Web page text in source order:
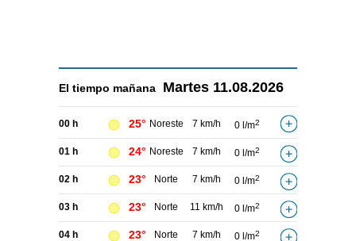
El tiempo mañana Martes 11.08.2026
00 h 25° Noreste 7 km/h 0 l/m2
01 h 24° Noreste 7 km/h 0 l/m2
02 h 23° Norte 7 km/h 0 l/m2
03 h 23° Norte 11 km/h 0 l/m2
04 h 23° Norte 7 km/h 0 l/m2